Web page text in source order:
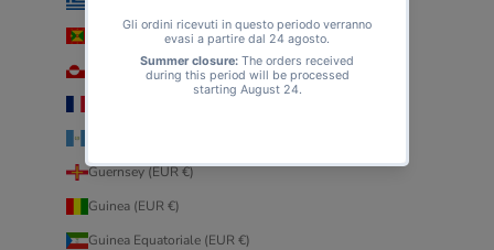
Grenada (EUR €)
Groenlandia (EUR €)
Guernsey (EUR €)
Guinea (EUR €)
Guinea Equatoriale (EUR €)